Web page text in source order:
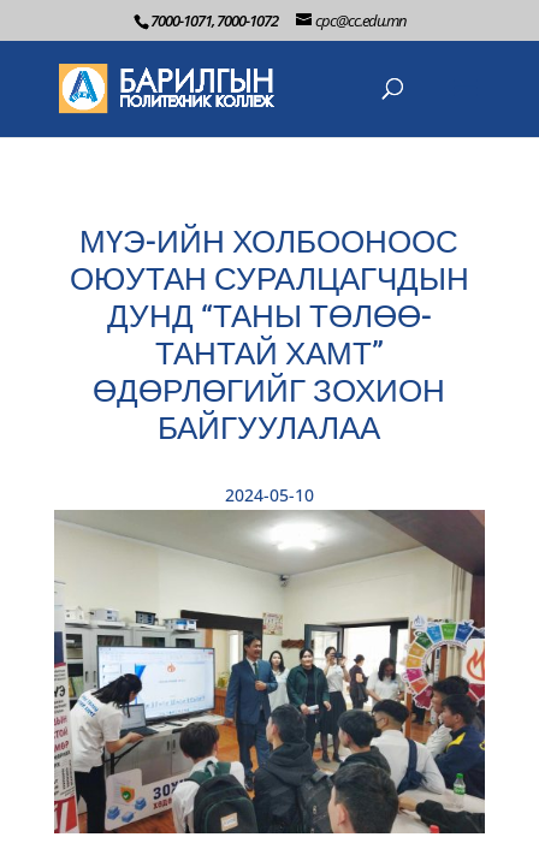
7000-1071, 7000-1072 cpc@cc.edu.mn
МҮЭ-ИЙН ХОЛБООНООС
ОЮУТАН СУРАЛЦАГЧДЫН
ДУНД “ТАНЫ ТӨЛӨӨ-
ТАНТАЙ ХАМТ”
ӨДӨРЛӨГИЙГ ЗОХИОН
БАЙГУУЛАЛАА
2024-05-10